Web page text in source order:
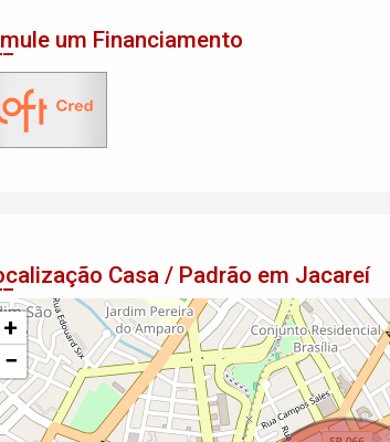
um Financiamento
Casa / Padrão em Jacareí
+
−